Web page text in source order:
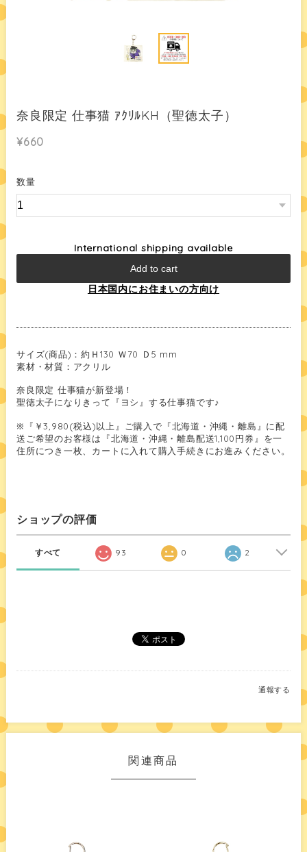
奈良限定 仕事猫 ｱｸﾘﾙKH（聖徳太子）
¥660
数量
International shipping available
Add to cart
日本国内にお住まいの方向け
サイズ(商品)：約Ｈ130 Ｗ70 Ｄ5 mm
素材・材質：アクリル
奈良限定 仕事猫が新登場！
聖徳太子になりきって『ヨシ』する仕事猫です♪
※『￥3,980(税込)以上』ご購入で『北海道・沖縄・離島』に配
送ご希望のお客様は『北海道・沖縄・離島配送1,100円券』を一
住所につき一枚、カートに入れて購入手続きにお進みください。
ショップの評価
すべて 93 0 2
通報する
関連商品